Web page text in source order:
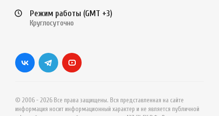
Режим работы (GMT +3)
Круглосуточно
© 2006 - 2026 Все права защищены. Вся представленная на сайте
информация носит информационный характер и не является публичной